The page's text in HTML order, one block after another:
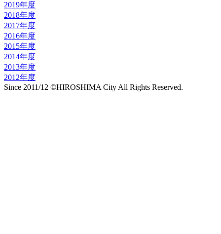
2019年度
2018年度
2017年度
2016年度
2015年度
2014年度
2013年度
2012年度
Since 2011/12 ©HIROSHIMA City All Rights Reserved.